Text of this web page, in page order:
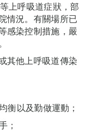
上呼吸道症狀，部
情況。有關場所已
感染控制措施，嚴
其他上呼吸道傳染
衡以及勤做運動；
；